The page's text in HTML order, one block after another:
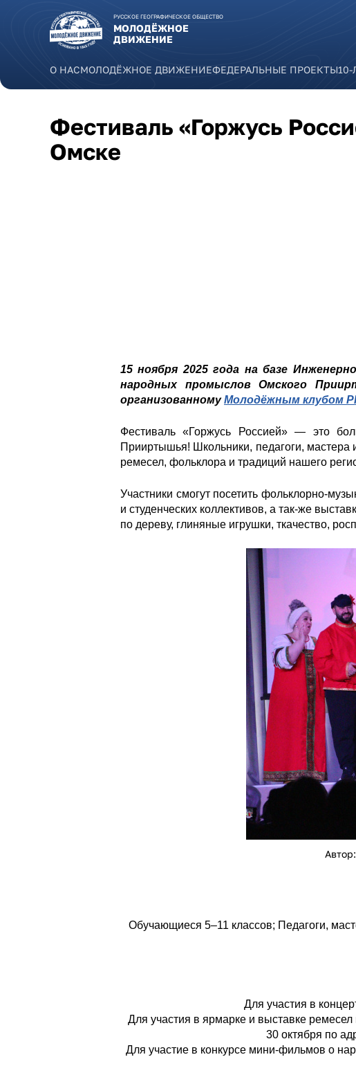
РУССКОЕ ГЕОГРАФИЧЕСКОЕ ОБЩЕСТВО
МОЛОДЁЖНОЕ
ДВИЖЕНИЕ
О НАСМОЛОДЁЖНОЕ ДВИЖЕНИЕФЕДЕРАЛЬНЫЕ ПРОЕКТЫ
Фестиваль «Горжусь
Омске
15 ноября 2025 года на базе
народных промыслов Омского
организованномуМолодёжным клубом
Фестиваль «Горжусь Россией» — это
Прииртышья! Школьники, педагоги, мастера
ремесел, фольклора и традиций нашего
Участники смогут посетить фольклорно-
и студенческих коллективов, а так-же
по дереву, глиняные игрушки, ткачество,
Обучающиеся 5–11 классов; Педагоги,
Для участия в
Для участия в ярмарке и выставке ремесел
30 октября по
Для участие в конкурсе мини-фильмов о